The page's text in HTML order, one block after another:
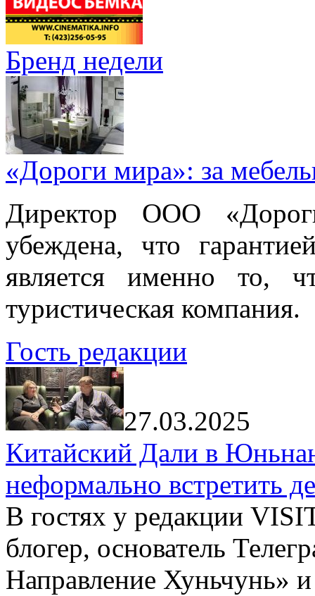
Бренд недели
«Дороги мира»: за
Директор ООО
убеждена, что
является именно то,
туристическая компания.
Гость редакции
27.03.2025
Китайский Дали в
неформально встретить
В гостях у редакции
блогер, основатель
Направление Хуньчунь»